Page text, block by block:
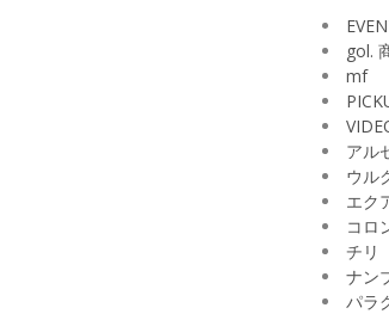
gol.
mf
アル
ウル
エク
コロ
チリ
ナン
パラ